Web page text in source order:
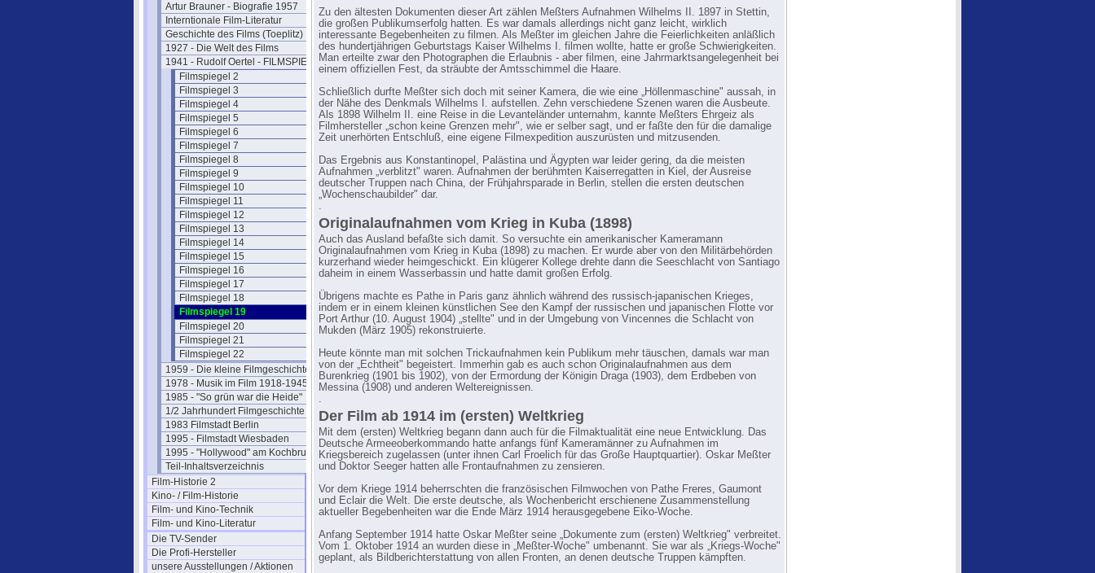
Artur Brauner - Biografie 1957
Interntionale Film-Literatur
Geschichte des Films (Toeplitz)
1927 - Die Welt des Films
1941 - Rudolf Oertel - FILMSPIEGEL
Filmspiegel 2
Filmspiegel 3
Filmspiegel 4
Filmspiegel 5
Filmspiegel 6
Filmspiegel 7
Filmspiegel 8
Filmspiegel 9
Filmspiegel 10
Filmspiegel 11
Filmspiegel 12
Filmspiegel 13
Filmspiegel 14
Filmspiegel 15
Filmspiegel 16
Filmspiegel 17
Filmspiegel 18
Filmspiegel 19
Filmspiegel 20
Filmspiegel 21
Filmspiegel 22
1959 - Die kleine Filmgeschichte
1978 - Musik im Film 1918-1945
1985 - "So grün war die Heide"
1/2 Jahrhundert Filmgeschichte
1983 Filmstadt Berlin
1995 - Filmstadt Wiesbaden
1995 - "Hollywood" am Kochbrunnen
Teil-Inhaltsverzeichnis
Film-Historie 2
Kino- / Film-Historie
Film- und Kino-Technik
Film- und Kino-Literatur
Die TV-Sender
Die Profi-Hersteller
unsere Ausstellungen / Aktionen
Zu den ältesten Dokumenten dieser Art zählen Meßters Aufnahmen Wilhelms II. 1897 in Stettin,
die großen Publikumserfolg hatten. Es war damals allerdings nicht ganz leicht, wirklich
interessante Begebenheiten zu filmen. Als Meßter im gleichen Jahre die Feierlichkeiten anläßlich
des hundertjährigen Geburtstags Kaiser Wilhelms I. filmen wollte, hatte er große Schwierigkeiten.
Man erteilte zwar den Photographen die Erlaubnis - aber filmen, eine Jahrmarktsangelegenheit bei
einem offiziellen Fest, da sträubte der Amtsschimmel die Haare.
Schließlich durfte Meßter sich doch mit seiner Kamera, die wie eine „Höllenmaschine" aussah, in
der Nähe des Denkmals Wilhelms I. aufstellen. Zehn verschiedene Szenen waren die Ausbeute.
Als 1898 Wilhelm II. eine Reise in die Levanteländer unternahm, kannte Meßters Ehrgeiz als
Filmhersteller „schon keine Grenzen mehr", wie er selber sagt, und er faßte den für die damalige
Zeit unerhörten Entschluß, eine eigene Filmexpedition auszurüsten und mitzusenden.
Das Ergebnis aus Konstantinopel, Palästina und Ägypten war leider gering, da die meisten
Aufnahmen „verblitzt" waren. Aufnahmen der berühmten Kaiserregatten in Kiel, der Ausreise
deutscher Truppen nach China, der Frühjahrsparade in Berlin, stellen die ersten deutschen
„Wochenschaubilder" dar.
.
Originalaufnahmen vom Krieg in Kuba (1898)
Auch das Ausland befaßte sich damit. So versuchte ein amerikanischer Kameramann
Originalaufnahmen vom Krieg in Kuba (1898) zu machen. Er wurde aber von den Militärbehörden
kurzerhand wieder heimgeschickt. Ein klügerer Kollege drehte dann die Seeschlacht von Santiago
daheim in einem Wasserbassin und hatte damit großen Erfolg.
Übrigens machte es Pathe in Paris ganz ähnlich während des russisch-japanischen Krieges,
indem er in einem kleinen künstlichen See den Kampf der russischen und japanischen Flotte vor
Port Arthur (10. August 1904) „stellte" und in der Umgebung von Vincennes die Schlacht von
Mukden (März 1905) rekonstruierte.
Heute könnte man mit solchen Trickaufnahmen kein Publikum mehr täuschen, damals war man
von der „Echtheit" begeistert. Immerhin gab es auch schon Originalaufnahmen aus dem
Burenkrieg (1901 bis 1902), von der Ermordung der Königin Draga (1903), dem Erdbeben von
Messina (1908) und anderen Weltereignissen.
.
Der Film ab 1914 im (ersten) Weltkrieg
Mit dem (ersten) Weltkrieg begann dann auch für die Filmaktualität eine neue Entwicklung. Das
Deutsche Armeeoberkommando hatte anfangs fünf Kameramänner zu Aufnahmen im
Kriegsbereich zugelassen (unter ihnen Carl Froelich für das Große Hauptquartier). Oskar Meßter
und Doktor Seeger hatten alle Frontaufnahmen zu zensieren.
Vor dem Kriege 1914 beherrschten die französischen Filmwochen von Pathe Freres, Gaumont
und Eclair die Welt. Die erste deutsche, als Wochenbericht erschienene Zusammenstellung
aktueller Begebenheiten war die Ende März 1914 herausgegebene Eiko-Woche.
Anfang September 1914 hatte Oskar Meßter seine „Dokumente zum (ersten) Weltkrieg" verbreitet.
Vom 1. Oktober 1914 an wurden diese in „Meßter-Woche" umbenannt. Sie war als „Kriegs-Woche"
geplant, als Bildberichterstattung von allen Fronten, an denen deutsche Truppen kämpften.